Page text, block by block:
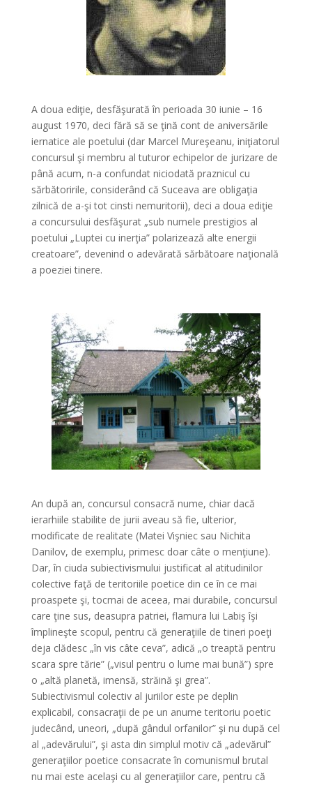
A doua ediţie, desfăşurată în perioada 30 iunie – 16
august 1970, deci fără să se ţină cont de aniversările
iernatice ale poetului (dar Marcel Mureşeanu, iniţiatorul
concursul şi membru al tuturor echipelor de jurizare de
până acum, n-a confundat niciodată praznicul cu
sărbătoririle, considerând că Suceava are obligaţia
zilnică de a-şi tot cinsti nemuritorii), deci a doua ediţie
a concursului desfăşurat „sub numele prestigios al
poetului „Luptei cu inerţia” polarizează alte energii
creatoare”, devenind o adevărată sărbătoare naţională
a poeziei tinere.
An după an, concursul consacră nume, chiar dacă
ierarhiile stabilite de jurii aveau să fie, ulterior,
modificate de realitate (Matei Vişniec sau Nichita
Danilov, de exemplu, primesc doar câte o menţiune).
Dar, în ciuda subiectivismului justificat al atitudinilor
colective faţă de teritoriile poetice din ce în ce mai
proaspete şi, tocmai de aceea, mai durabile, concursul
care ţine sus, deasupra patriei, flamura lui Labiş îşi
împlineşte scopul, pentru că generaţiile de tineri poeţi
deja clădesc „în vis câte ceva”, adică „o treaptă pentru
scara spre tărie” („visul pentru o lume mai bună”) spre
o „altă planetă, imensă, străină şi grea”.
Subiectivismul colectiv al juriilor este pe deplin
explicabil, consacraţii de pe un anume teritoriu poetic
judecând, uneori, „după gândul orfanilor” şi nu după cel
al „adevărului”, şi asta din simplul motiv că „adevărul”
generaţiilor poetice consacrate în comunismul brutal
nu mai este acelaşi cu al generaţiilor care, pentru că